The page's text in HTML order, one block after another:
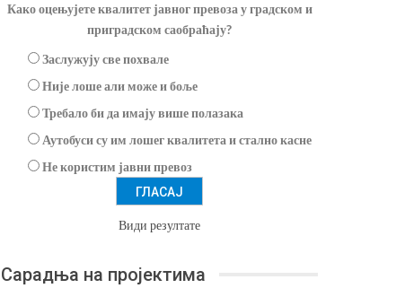
Како оцењујете квалитет јавног превоза у градском и
приградском саобраћају?
Заслужују све похвале
Није лоше али може и боље
Требало би да имају више полазака
Аутобуси су им лошег квалитета и стално касне
Не користим јавни превоз
Види резултате
Сарадња на пројектима